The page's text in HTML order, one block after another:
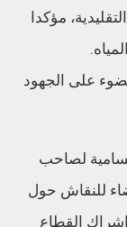
مؤكدا
على الجهود
لصاحب
للنقاش حول
القطاع